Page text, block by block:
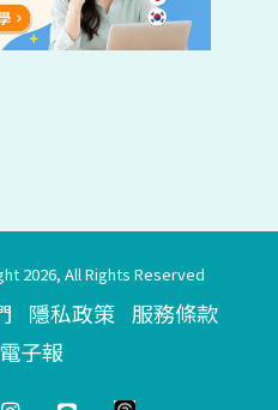
2026, All Rights Reserved
隱私政策 服務條款
子報